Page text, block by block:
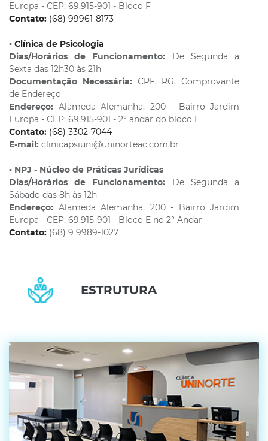
Europa - CEP: 69.915-901 - Bloco F
Contato: (68) 99961-8173
▪️ Clínica de Psicologia
Dias/Horários de Funcionamento: De Segunda a
Sexta das 12h30 às 21h
Documentação Necessária: CPF, RG, Comprovante
de Endereço
Endereço: Alameda Alemanha, 200 - Bairro Jardim
Europa - CEP: 69.915-901 - 2° andar do bloco E
Contato: (68) 3302-7044
E-mail: clinicapsiuni@uninorteac.com.br
▪️ NPJ - Núcleo de Práticas Jurídicas
Dias/Horários de Funcionamento: De Segunda a
Sábado das 8h às 12h
Endereço: Alameda Alemanha, 200 - Bairro Jardim
Europa - CEP: 69.915-901 - Bloco E no 2° Andar
Contato: (68) 9 9989-1027
ESTRUTURA